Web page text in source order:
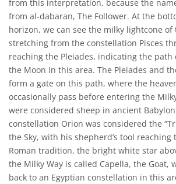
from this interpretation, because the
from al-dabaran, The Follower. At the
horizon, we can see the milky lightcone
stretching from the constellation Pisces
reaching the Pleiades, indicating the path
the Moon in this area. The Pleiades and
form a gate on this path, where the
occasionally pass before entering the
were considered sheep in ancient
constellation Orion was considered the
the Sky, with his shepherd’s tool reaching
Roman tradition, the bright white star
the Milky Way is called Capella, the Goat,
back to an Egyptian constellation in this